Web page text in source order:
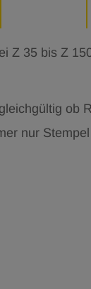
Z 35 bis Z
ob
nur Stempel